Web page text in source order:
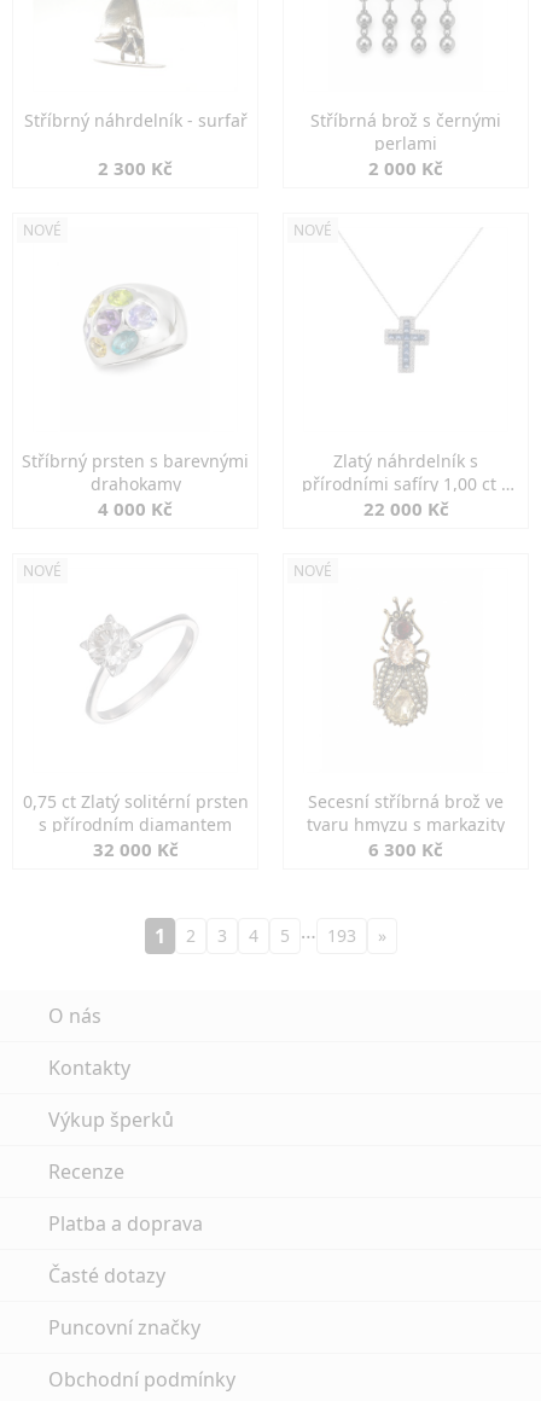
Stříbrný náhrdelník - surfař
2 300 Kč
Stříbrná brož s černými
perlami
2 000 Kč
NOVÉ
Stříbrný prsten s barevnými
drahokamy
4 000 Kč
NOVÉ
Zlatý náhrdelník s
přírodními safíry 1,00 ct a
diamanty
22 000 Kč
NOVÉ
0,75 ct Zlatý solitérní prsten
s přírodním diamantem
32 000 Kč
NOVÉ
Secesní stříbrná brož ve
tvaru hmyzu s markazity
6 300 Kč
1 2 3 4 5 … 193 »
O nás
Kontakty
Výkup šperků
Recenze
Platba a doprava
Časté dotazy
Puncovní značky
Obchodní podmínky